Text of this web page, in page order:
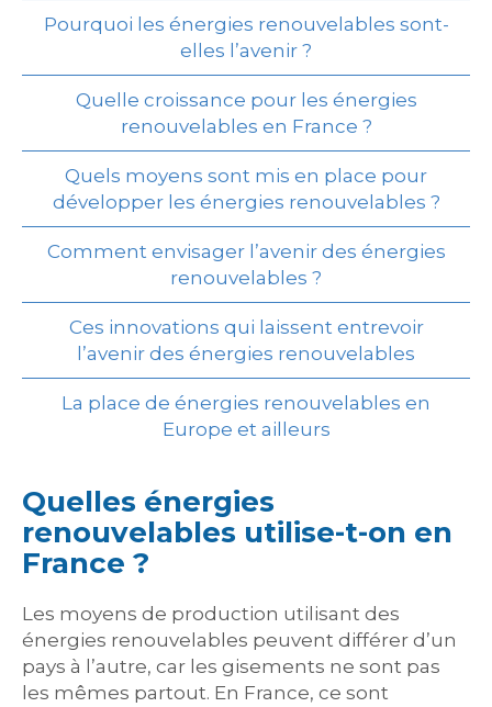
Pourquoi les énergies renouvelables sont-
elles l’avenir ?
Quelle croissance pour les énergies
renouvelables en France ?
Quels moyens sont mis en place pour
développer les énergies renouvelables ?
Comment envisager l’avenir des énergies
renouvelables ?
Ces innovations qui laissent entrevoir
l’avenir des énergies renouvelables
La place de énergies renouvelables en
Europe et ailleurs
Quelles énergies
renouvelables utilise-t-on en
France ?
Les moyens de production utilisant des
énergies renouvelables peuvent différer d’un
pays à l’autre, car les gisements ne sont pas
les mêmes partout. En France, ce sont